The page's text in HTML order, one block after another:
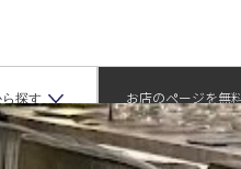
探す お店のページを無
掲載
ーズキンシチョウテン）